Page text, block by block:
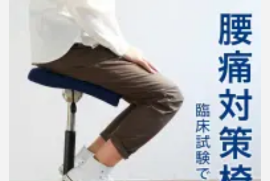
成形合板
椅子